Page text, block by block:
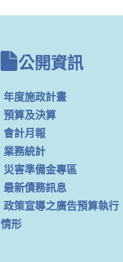
公開資訊
年度施政計畫
預算及決算
會計月報
業務統計
災害準備金專區
最新債務訊息
政策宣導之廣告預算執行
情形